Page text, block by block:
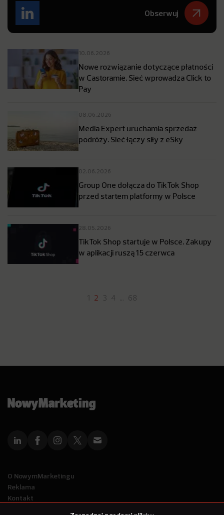
Obserwuj
10.06.2026
Nowe rozwiązanie dotyczące płatności
w Castoramie. Sieć wprowadza Click to
Pay
08.06.2026
Media Expert uruchamia sprzedaż
podróży. Sieć łączy siły z eSky
02.06.2026
Group One dołącza do TikTok Shop
przed startem platformy w Polsce
28.05.2026
TikTok Shop startuje w Polsce. Zakupy
w aplikacji ruszą 15 czerwca
2 3 4 … 68
O NowymMarketingu
Reklama
Kontakt